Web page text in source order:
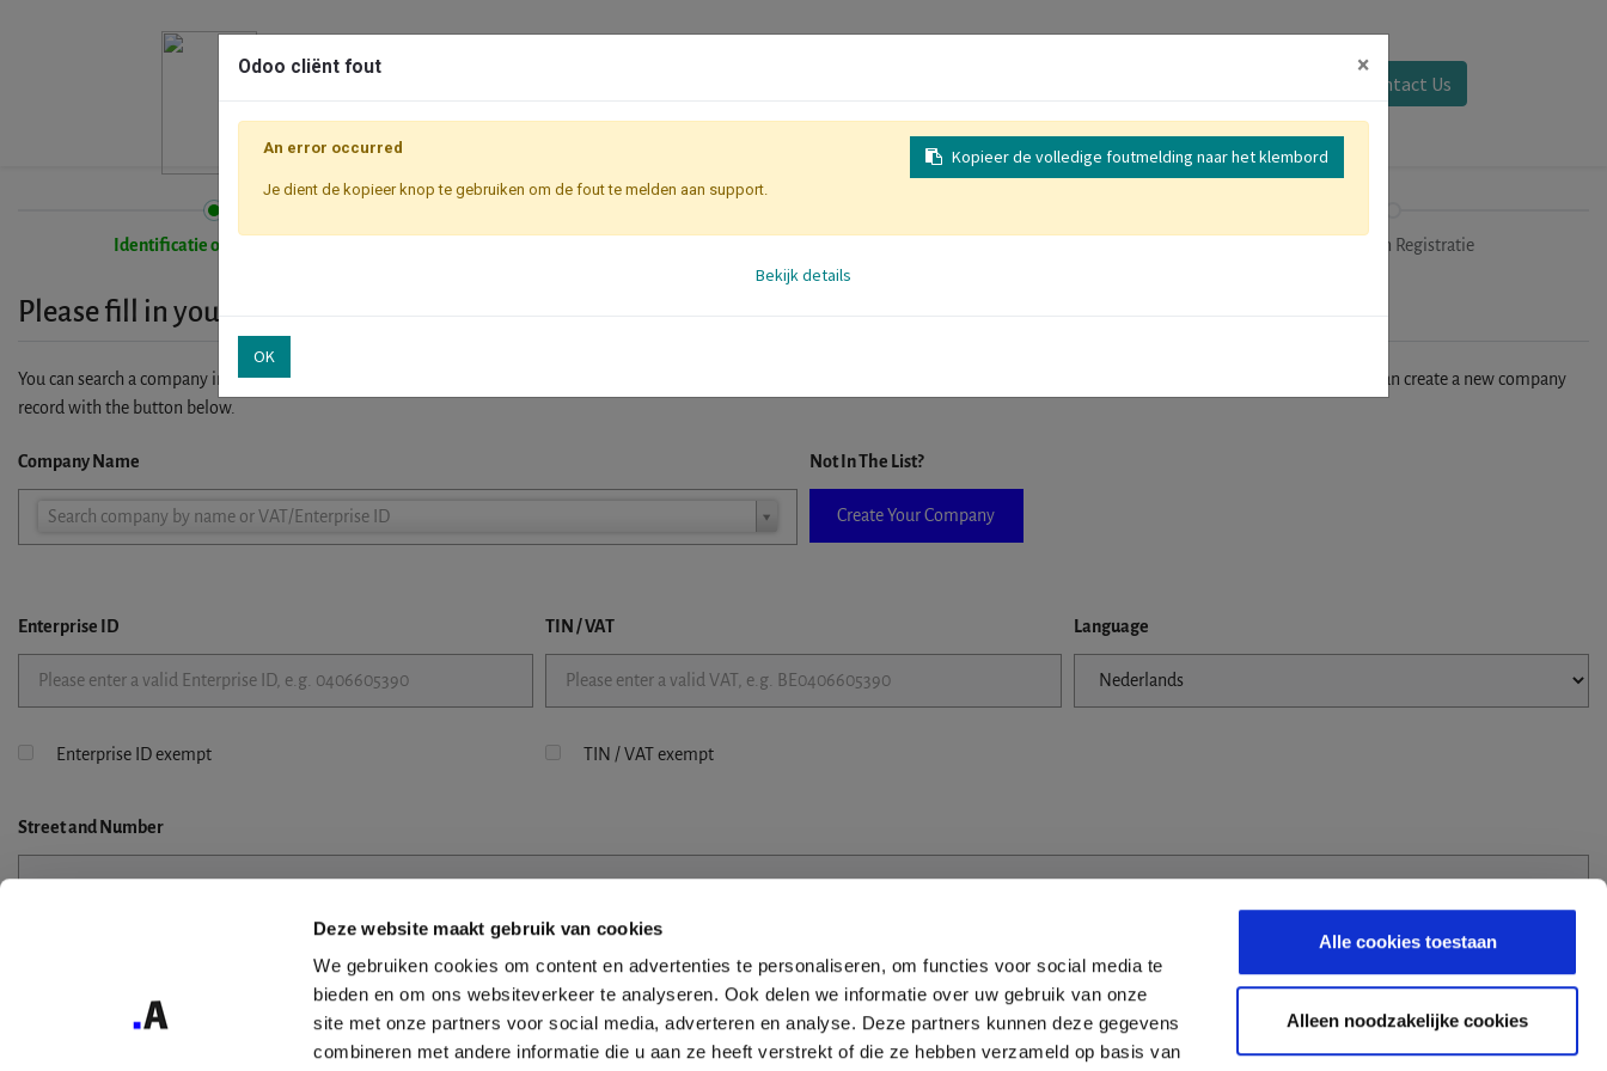
Deze website maakt gebruik van cookies
We gebruiken cookies om content en advertenties te personaliseren, om functies voor social media te
bieden en om ons websiteverkeer te analyseren. Ook delen we informatie over uw gebruik van onze
site met onze partners voor social media, adverteren en analyse. Deze partners kunnen deze gegevens
combineren met andere informatie die u aan ze heeft verstrekt of die ze hebben verzameld op basis van
Alle cookies toestaan
Alleen noodzakelijke cookies
Contact Us
Identificatie onderneming Uitchecken Registratie
Please fill in your company details
You can search a company in our database by name, VAT or enterprise ID. When a company is selected it will auto-complete the form. If you don't find your company in our database, you can create a new company
record with the button below.
Company Name
Search company by name or VAT/Enterprise ID
Company
Not In The List?
Create Your Company
Enterprise ID TIN / VAT Language
Enterprise ID exempt TIN / VAT exempt
Streetand Number
Odoo cliënt fout ×
Kopieer de volledige foutmelding naar het klembord
An error occurred
Je dient de kopieer knop te gebruiken om de fout te melden aan support.
Bekijk details
OK